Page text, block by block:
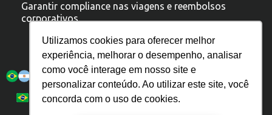
Utilizamos cookies para oferecer melhor
experiência, melhorar o desempenho, analisar
como você interage em nosso site e
personalizar conteúdo. Ao utilizar este site, você
concorda com o uso de cookies.
Garantir compliance nas viagens e reembolsos
corporativos
Português
Español
Política de Privacidade